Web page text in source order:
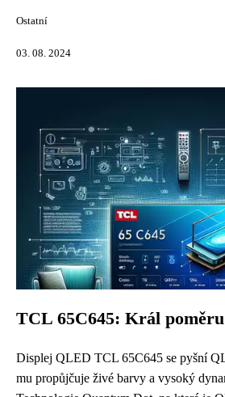
Ostatní
03. 08. 2024
TCL 65C645: Král
Displej QLED TCL 65C645 se pyšní
mu propůjčuje živé barvy a vysoký